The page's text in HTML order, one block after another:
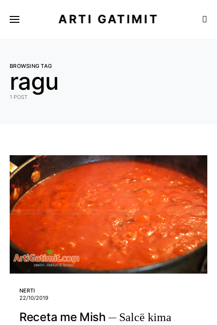
ARTI GATIMIT
BROWSING TAG
ragu
1 POST
NERTI
22/10/2019
Receta me Mish Salcë kima